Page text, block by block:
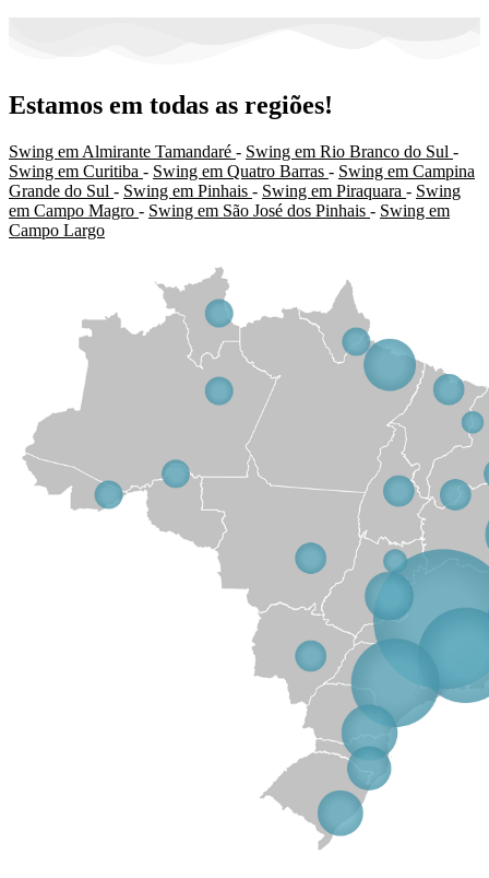
Estamos em todas as regiões!
Swing em Almirante Tamandaré - Swing em Rio Branco do Sul -
Swing em Curitiba - Swing em Quatro Barras - Swing em Campina
Grande do Sul - Swing em Pinhais - Swing em Piraquara - Swing
em Campo Magro - Swing em São José dos Pinhais - Swing em
Campo Largo